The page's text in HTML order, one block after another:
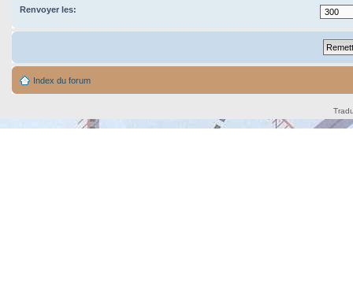
Renvoyer les:
Index du forum